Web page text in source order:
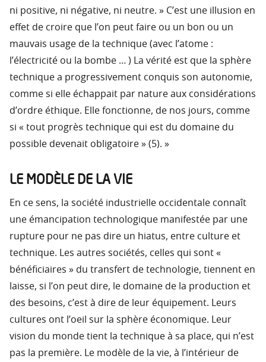
ni positive, ni négative, ni neutre. » C’est une illusion en
effet de croire que l’on peut faire ou un bon ou un
mauvais usage de la technique (avec l’atome :
l’électricité ou la bombe … ) La vérité est que la sphère
technique a progressivement conquis son autonomie,
comme si elle échappait par nature aux considérations
d’ordre éthique. Elle fonctionne, de nos jours, comme
si « tout progrès technique qui est du domaine du
possible devenait obligatoire » (5). »
LE MODÈLE DE LA VIE
En ce sens, la société industrielle occidentale connaît
une émancipation technologique manifestée par une
rupture pour ne pas dire un hiatus, entre culture et
technique. Les autres sociétés, celles qui sont «
bénéficiaires » du transfert de technologie, tiennent en
laisse, si l’on peut dire, le domaine de la production et
des besoins, c’est à dire de leur équipement. Leurs
cultures ont l’oeil sur la sphère économique. Leur
vision du monde tient la technique à sa place, qui n’est
pas la première. Le modèle de la vie, à l’intérieur de